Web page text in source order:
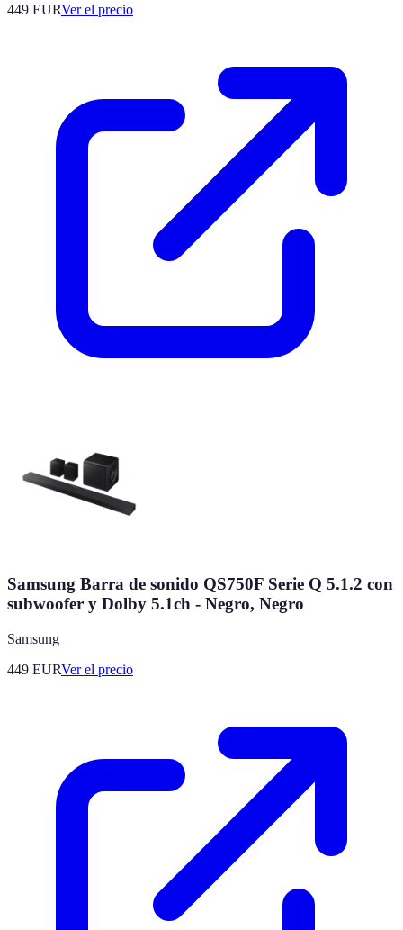
449 EURVer el precio
Samsung Barra de sonido QS750F Serie Q 5.1.2 con
subwoofer y Dolby 5.1ch - Negro, Negro
Samsung
449 EURVer el precio